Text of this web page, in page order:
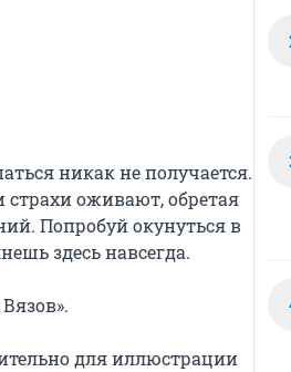
никак не получается.
страхи оживают, обретая
Попробуй окунуться в
здесь навсегда.
для иллюстрации